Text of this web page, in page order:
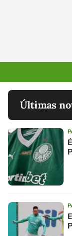
Últimas